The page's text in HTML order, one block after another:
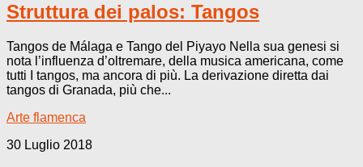
Struttura dei palos: Tangos
Tangos de Málaga e Tango del Piyayo Nella sua genesi si
nota l’influenza d’oltremare, della musica americana, come
tutti I tangos, ma ancora di più. La derivazione diretta dai
tangos di Granada, più che...
Arte flamenca
30 Luglio 2018